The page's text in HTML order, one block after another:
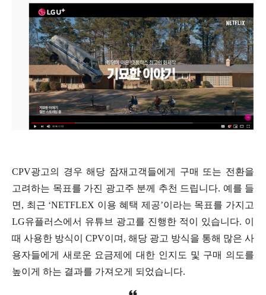
CPV광고의 경우 해당 잠재고객들에게 구매 또는 전환을
고려하는 목표를 가진 광고주 분께 추천 드립니다. 예를 들
면, 최근 ‘NETFLEX 이용 혜택 제공’이라는 목표를 가지고
LG유플러스에서 유튜브 광고를 진행한 적이 있습니다. 이
때 사용한 방식이 CPV이며, 해당 광고 방식을 통해 많은 사
용자들에게 새로운 요금제에 대한 인지도 및 구매 의도를
높이게 하는 결과를 가져오게 되었습니다.